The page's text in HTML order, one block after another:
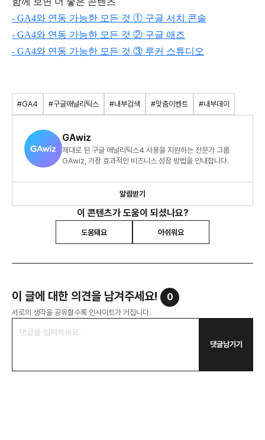
- GA4와 연동 가능한 모든 것 ① 구글 서치 콘솔
- GA4와 연동 가능한 모든 것 ② 구글 애즈
- GA4와 연동 가능한 모든 것 ③ 루커 스튜디오
#GA4 #구글애널리틱스 #내부검색 #맞춤이벤트 #내부데이
GAwiz
제대로 된 구글 애널리틱스4 사용을 지원하는 전문가 그룹
GAwiz, 가장 효과적인 비즈니스 성장 방법을 안내합니다.
알림받기
이 콘텐츠가 도움이 되셨나요?
도움돼요 아쉬워요
이 글에 대한 의견을 남겨주세요! 0
서로의 생각을 공유할수록 인사이트가 커집니다.
댓글남기기